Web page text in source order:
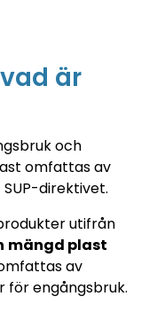
är
och
omfattas av
direktivet.
utifrån
mängd plast
av
för engångsbruk.